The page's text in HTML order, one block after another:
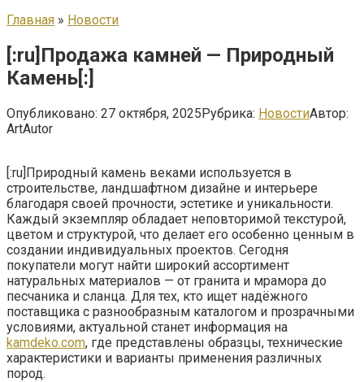
Главная » Новости
[:ru]Продажа камней — Природный
Камень[:]
Опубликовано: 27 октября, 2025Рубрика: НовостиАвтор:
ArtAutor
[:ru]Природный камень веками используется в
строительстве, ландшафтном дизайне и интерьере
благодаря своей прочности, эстетике и уникальности.
Каждый экземпляр обладает неповторимой текстурой,
цветом и структурой, что делает его особенно ценным в
создании индивидуальных проектов. Сегодня
покупатели могут найти широкий ассортимент
натуральных материалов — от гранита и мрамора до
песчаника и сланца. Для тех, кто ищет надёжного
поставщика с разнообразным каталогом и прозрачными
условиями, актуальной станет информация на
kamdeko.com, где представлены образцы, технические
характеристики и варианты применения различных
пород.